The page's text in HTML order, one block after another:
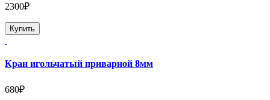
2300₽
Купить
Кран игольчатый приварной 8мм
680₽